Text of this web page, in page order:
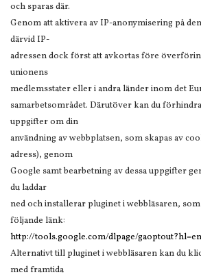
och sparas där.
Genom att aktivera av IP-anonymisering på
därvid IP-
adressen dock först att avkortas före
unionens
medlemsstater eller i andra länder inom det
samarbetsområdet. Därutöver kan du
uppgifter om din
användning av webbplatsen, som skapas av
adress), genom
Google samt bearbetning av dessa uppgifter
du laddar
ned och installerar pluginet i webbläsaren,
följande länk:
http://tools.google.com/dlpage/gaoptout?hl=en
Alternativt till pluginet i webbläsaren kan du
med framtida